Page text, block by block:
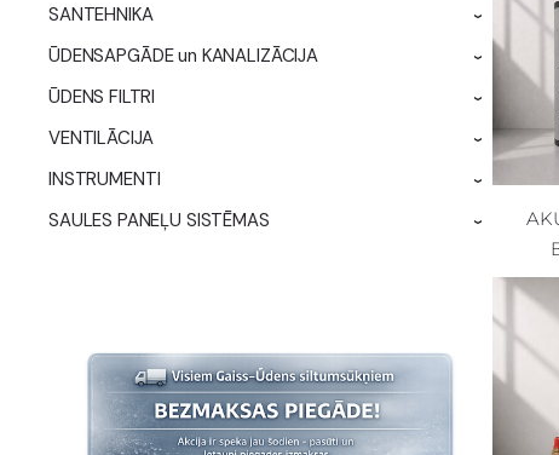
SANTEHNIKA ›
ŪDENSAPGĀDE un KANALIZĀCIJA ›
ŪDENS FILTRI ›
VENTILĀCIJA ›
INSTRUMENTI ›
SAULES PANEĻU SISTĒMAS ›